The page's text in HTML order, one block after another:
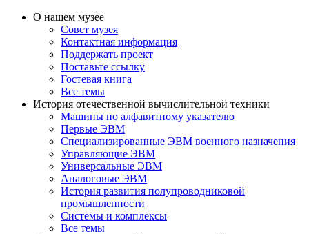
О нашем музее
Совет музея
Контактная информация
Поддержать проект
Поставьте ссылку
Гостевая книга
Все темы
История отечественной вычислительной техники
Машины по алфавитному указателю
Первые ЭВМ
Специализированные ЭВМ военного назначения
Управляющие ЭВМ
Универсальные ЭВМ
Аналоговые ЭВМ
История развития полупроводниковой
промышленности
Системы и комплексы
Все темы